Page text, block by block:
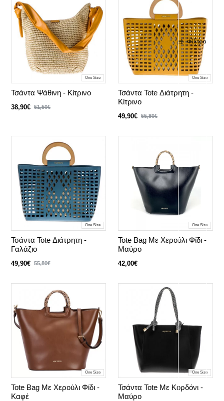
One Size
Τσάντα Ψάθινη - Κίτρινο
38,90€ 51,50€
One Size
Τσάντα Tote Διάτρητη -
Κίτρινο
49,90€ 55,80€
One Size
Τσάντα Tote Διάτρητη -
Γαλάζιο
49,90€ 55,80€
One Size
Tote Bag Με Χερούλι Φίδι -
Μαύρο
42,00€
One Size
Tote Bag Με Χερούλι Φίδι -
Καφέ
One Size
Τσάντα Tote Με Κορδόνι -
Μαύρο
Φίλτρα